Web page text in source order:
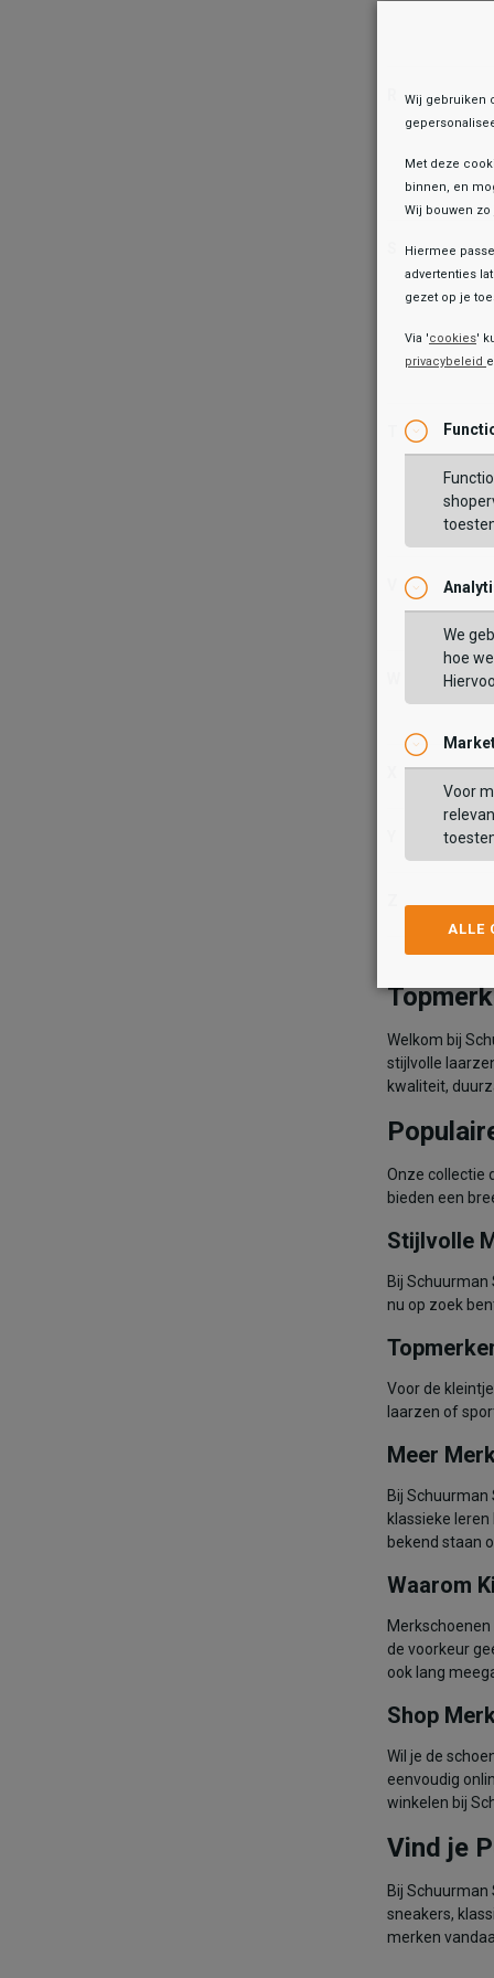
Welkom bij
stijlvolle
kwaliteit,
Onze collectie
bieden een
Stijlvolle
Bij
nu op zoek
Voor de
laarzen of
Meer
Bij
klassieke
bekend staan
Waarom
de voorkeur
ook lang
Shop
Wil je de
eenvoudig
winkelen bij
Vind je
Bij
sneakers,
merken
Wij gebruiken
Met deze
binnen, en
Wij bouwen
Hiermee
advertenties
gezet op je
Via 'cookies'
privacybeleid
We
hoe
Voor
ALLE